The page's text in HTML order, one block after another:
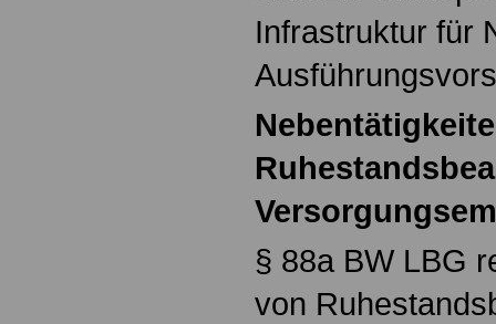
Infrastruktur für
§ 88a BW LBG
von